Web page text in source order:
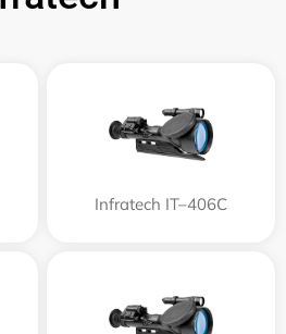
Infratech IT–406С